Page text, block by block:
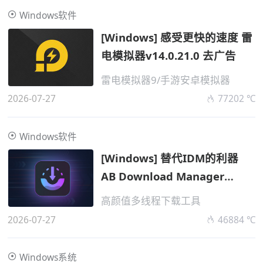
Windows软件
[Windows] 感受更快的速度 雷
电模拟器v14.0.21.0 去广告
雷电模拟器9/手游安卓模拟器
2026-07-27 77202 ℃
Windows软件
[Windows] 替代IDM的利器
AB Download Manager
v1.10.1
高颜值多线程下载工具
2026-07-27 46884 ℃
Windows系统